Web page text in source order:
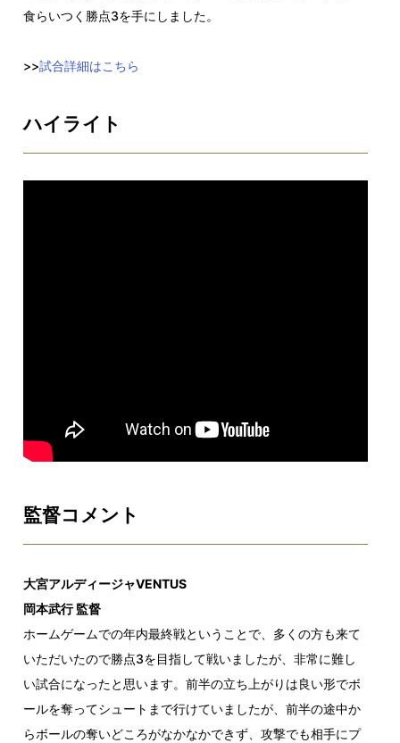
食らいつく勝点3を手にしました。
>>試合詳細はこちら
ハイライト
監督コメント
大宮アルディージャVENTUS
岡本武行 監督
ホームゲームでの年内最終戦ということで、多くの方も来て
いただいたので勝点3を目指して戦いましたが、非常に難し
い試合になったと思います。前半の立ち上がりは良い形でボ
ールを奪ってシュートまで行けていましたが、前半の途中か
らボールの奪いどころがなかなかできず、攻撃でも相手にプ